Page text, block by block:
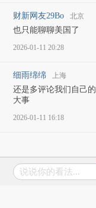
财新网友29Bo 北京
也只能聊聊美国了
2026-01-11 20:28
细雨绵绵 上海
还是多评论我们自己
大事
2026-01-11 16:18
说说你的看法...